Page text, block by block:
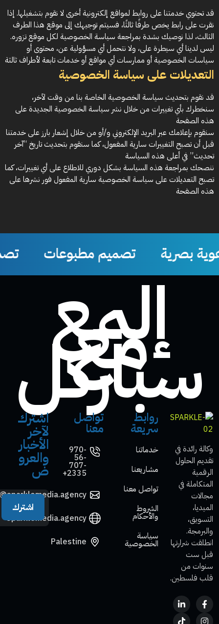
قد تحتوي خدمتنا على روابط لمواقع إلكترونية أخرى لا نقوم بتشغيلها. إذا
نقرت على رابط يخص طرفًا ثالثًا، فسيتم توجيهك إلى موقع هذا الطرف
الثالث، لذا نوصيك بشدة بمراجعة سياسة الخصوصية لكل موقع تزوره.
ليس لدينا أي سيطرة على، ولا نتحمل أي مسؤولية عن، محتوى أو
سياسات الخصوصية أو ممارسات أي مواقع أو خدمات تابعة لأطراف ثالثة
التعديلات على سياسة الخصوصية
قد نقوم بتحديث سياسة الخصوصية الخاصة بنا من وقت لآخر،
سنخطرك بأي تغييرات من خلال نشر سياسة الخصوصية الجديدة على
هذه الصفحة
سنقوم بإعلامك عبر البريد الإلكتروني و/أو من خلال إشعار بارز على خدمتنا
قبل أن تصبح التغييرات سارية المفعول، كما سنقوم بتحديث تاريخ “آخر
تحديث” في أعلى هذه السياسة
ننصحك بمراجعة هذه السياسة بشكل دوري للاطلاع على أي تغييرات، كما
تصبح التعديلات على سياسة الخصوصية سارية المفعول فور نشرها على
هذه الصفحة
تصميم سوشيل ميديا تصميم مطبوعات
إلمع
مع
سباركل
وكالة رائدة في
تقديم الحلول
الرقمية
المتكاملة في
مجالات
الميديا،
التسويق،
والبرمجة.
انطلقت شرارتها
قبل ست
سنوات من
قلب فلسطين.
روابط
سريعة
خدماتنا
مشاريعنا
تواصل معنا
الشروط
والأحكام
سياسة
الخصوصية
تواصل
معنا
970-
56-
707-
2335+
Sparklemedia.agency
Palestine
اشترك
لآخر
الأخبار
والعرو
ض
اشترك